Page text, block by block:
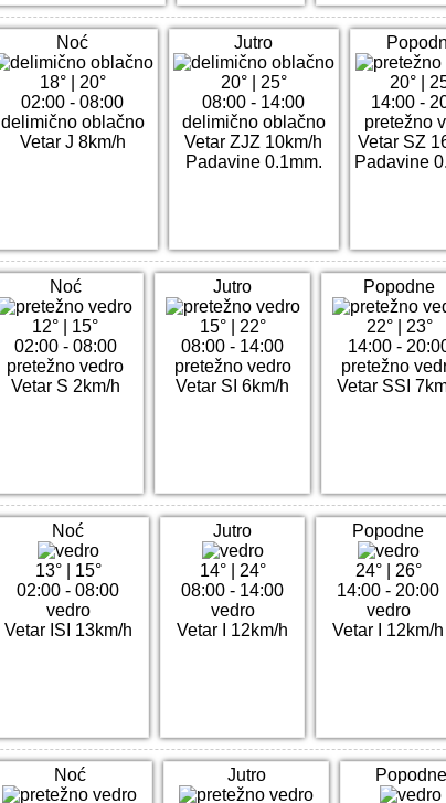
Noć
18°| 20°
02:00 - 08:00
delimično oblačno
Vetar J 8km/h
Jutro
20°| 25°
08:00 - 14:00
delimično oblačno
Vetar ZJZ 10km/h
Padavine 0.1mm.
20°|
14:00 -
pretežno
Vetar SZ
Padavine
Noć
12°
15°
02:00 - 08:00
pretežno vedro
Vetar S 2km/h
Jutro
15°| 22°
08:00 - 14:00
pretežno vedro
Vetar SI 6km/h
Popodne
22°| 23°
14:00 -
pretežno
Vetar SSI
Noć
13°| 15°
02:00 - 08:00
vedro
Vetar ISI 13km/h
Jutro
14°| 24°
08:00 - 14:00
vedro
Vetar I 12km/h
Popodne
24°| 26°
14:00 - 20:00
vedro
Vetar I 12km/h
Noć Jutro Popodne